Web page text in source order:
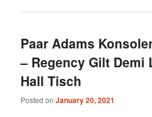
Paar Adams
– Regency Gilt Demi
Hall Tisch
Posted onJanuary 20, 2021